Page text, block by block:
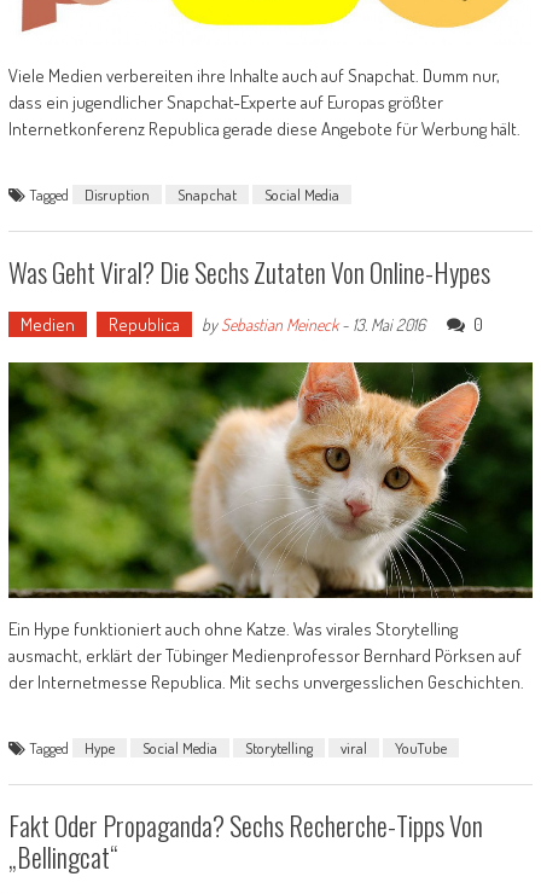
Viele Medien verbereiten ihre Inhalte auch auf Snapchat. Dumm nur,
dass ein jugendlicher Snapchat-Experte auf Europas größter
Internetkonferenz Republica gerade diese Angebote für Werbung hält.
Tagged Disruption Snapchat Social Media
Was Geht Viral? Die Sechs Zutaten Von Online-Hypes
Medien Republica bySebastian Meineck- 13. Mai 2016 0
Ein Hype funktioniert auch ohne Katze. Was virales Storytelling
ausmacht, erklärt der Tübinger Medienprofessor Bernhard Pörksen auf
der Internetmesse Republica. Mit sechs unvergesslichen Geschichten.
Tagged Hype Social Media Storytelling viral YouTube
Fakt Oder Propaganda? Sechs Recherche-Tipps Von
„Bellingcat“